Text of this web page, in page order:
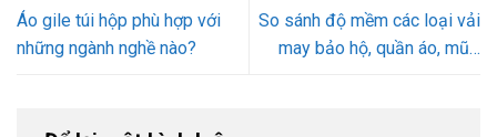
Áo gile túi hộp phù hợp với
những ngành nghề nào?
So sánh độ mềm các loại vải
may bảo hộ, quần áo, mũ…